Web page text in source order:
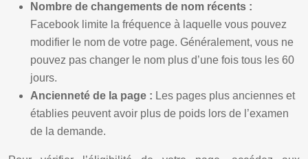
Nombre de changements de nom récents :
Facebook limite la fréquence à laquelle vous pouvez
modifier le nom de votre page. Généralement, vous ne
pouvez pas changer le nom plus d’une fois tous les 60
jours.
Ancienneté de la page : Les pages plus anciennes et
établies peuvent avoir plus de poids lors de l’examen
de la demande.